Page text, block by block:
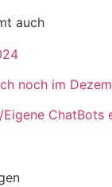
auch
noch im
ChatBots